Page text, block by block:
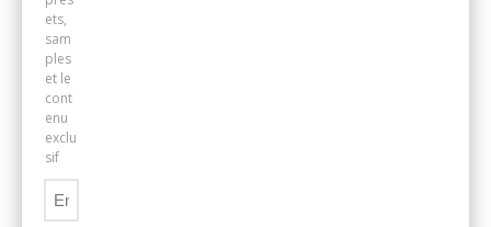
ets,
sam
ples
et le
cont
enu
exclu
sif